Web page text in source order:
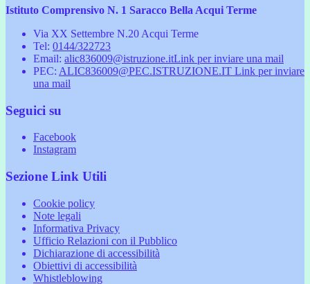
Istituto Comprensivo N. 1 Saracco Bella Acqui Terme
Via XX Settembre N.20 Acqui Terme
Tel: 0144/322723
Email: alic836009@istruzione.itLink per inviare una mail
PEC: ALIC836009@PEC.ISTRUZIONE.IT Link per inviare
una mail
Seguici su
Facebook
Instagram
Sezione Link Utili
Cookie policy
Note legali
Informativa Privacy
Ufficio Relazioni con il Pubblico
Dichiarazione di accessibilità
Obiettivi di accessibilità
Whistleblowing